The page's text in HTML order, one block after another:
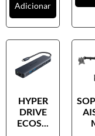
Adicionar
HYPER
DRIVE
ECOS...